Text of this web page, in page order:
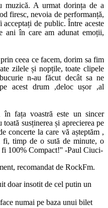
muzică. A urmat dorința de a
firesc, nevoia de performanță,
de public. Între aceste
ani în care am adunat emoții,
ceea ce facem, dorim sa fim
zilele și nopțile, toate clipele
n-au făcut decât sa ne
acest drum ,deloc ușor ,al
în fața voastră este un sincer
susținerea și aprecierea pe
concerte la care vă așteptăm ,
fi, timp de o sută de minute, o
100% Compact!'' -Paul Ciuci-
recomandat de RockFm.
doar insotit de cel putin un
numai pe baza unui bilet